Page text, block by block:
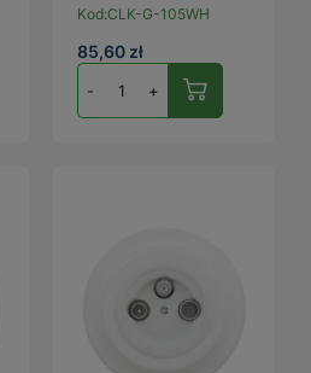
Kod:CLK-G-105WH
85,60 zł
- +